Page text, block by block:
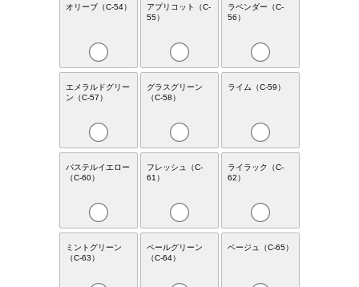
オリーブ（C-54）
アプリコット（C-
55）
ラベンダー（C-
56）
エメラルドグリー
ン（C-57）
グラスグリーン
（C-58）
ライム（C-59）
パステルイエロー
（C-60）
フレッシュ（C-
61）
ライラック（C-
62）
ミントグリーン
（C-63）
ペールグリーン
（C-64）
ベージュ（C-65）